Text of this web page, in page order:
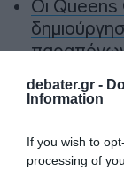
debater.gr -
Information
If you wish to
processing of
Οι
Ανοίγει
στην
(βίντεο)